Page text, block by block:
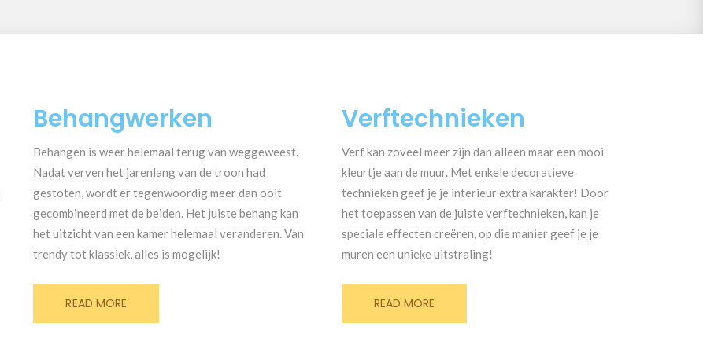
Behangwerken
Behangen is weer helemaal terug van weggeweest.
Nadat verven het jarenlang van de troon had
gestoten, wordt er tegenwoordig meer dan ooit
gecombineerd met de beiden. Het juiste behang kan
het uitzicht van een kamer helemaal veranderen. Van
trendy tot klassiek, alles is mogelijk!
READ MORE
Verftechnieken
Verf kan zoveel meer zijn dan alleen maar een mooi
kleurtje aan de muur. Met enkele decoratieve
technieken geef je je interieur extra karakter! Door
het toepassen van de juiste verftechnieken, kan je
speciale effecten creëren, op die manier geef je je
muren een unieke uitstraling!
READ MORE